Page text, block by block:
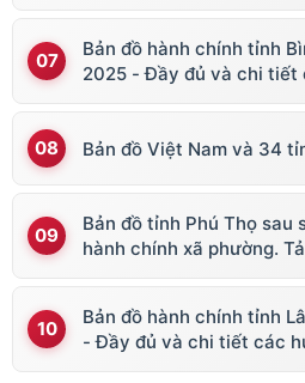
Bản đồ hành chính tỉnh
2025 - Đầy đủ và chi tiết
Bản đồ Việt Nam và 34
Bản đồ tỉnh Phú Thọ sau
hành chính xã phường.
Bản đồ hành chính tỉnh
- Đầy đủ và chi tiết các